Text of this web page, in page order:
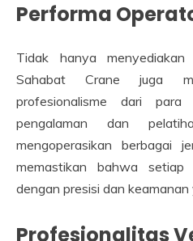
Performa
Tidak hanya
Sahabat Crane juga
profesionalisme dari
pengalaman dan
mengoperasikan berbagai
memastikan bahwa setiap
dengan presisi dan keamanan
Profesionalitas